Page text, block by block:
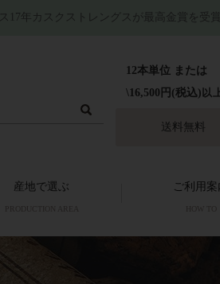
17年カスクストレングスが最高金賞を受賞
12本単位 または
\16,500円(税込) 以
送料無料
産地で選ぶ
PRODUCTION AREA
ご利用案